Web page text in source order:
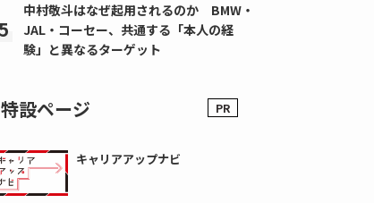
中村敬斗はなぜ起用されるのか BMW・
JAL・コーセー、共通する「本人の経
験」と異なるターゲット
特設ページ
キャリアアップナビ